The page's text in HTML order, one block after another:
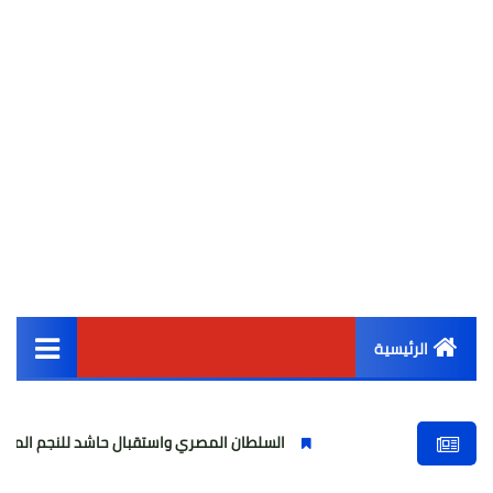
الرئيسية
أخبار مصر
السلطان المصري واستقبال حاشد للنجم المصري